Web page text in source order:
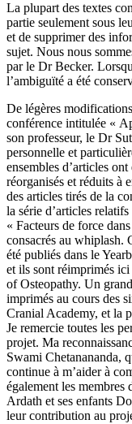
La plupart des textes
partie seulement sous
et de supprimer des
sujet. Nous nous
par le Dr Becker.
l’ambiguïté a été
De légères
conférence intitulée «
son professeur, le Dr
personnelle et
ensembles d’articles
réorganisés et réduits à
des articles tirés de la
la série d’articles
« Facteurs de force
consacrés au whiplash.
été publiés dans le
et ils sont réimprimés
of Osteopathy. Un
imprimés au cours des
Cranial Academy, et la
Je remercie toutes les
projet. Ma
Swami Chetanananda,
continue à m’aider à
également les
Ardath et ses enfants
leur contribution au